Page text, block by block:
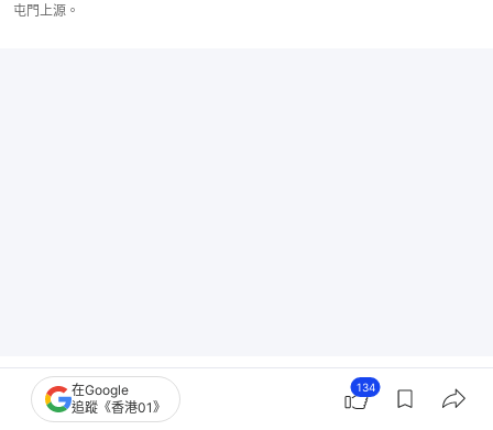
屯門上源。
柏蔚森II、匯璽III提價三成重售
在Google
追蹤《香港01》
134